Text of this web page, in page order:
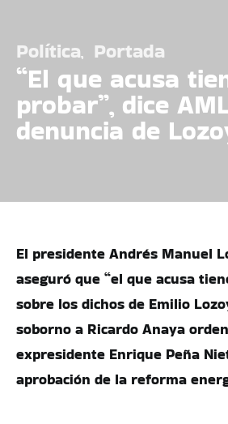
Política Portada
“El que acusa
probar”, dice
denuncia de
El presidente Andrés Manuel
aseguró que “el que acusa
sobre los dichos de Emilio
soborno a Ricardo Anaya
expresidente Enrique Peña
aprobación de la reforma